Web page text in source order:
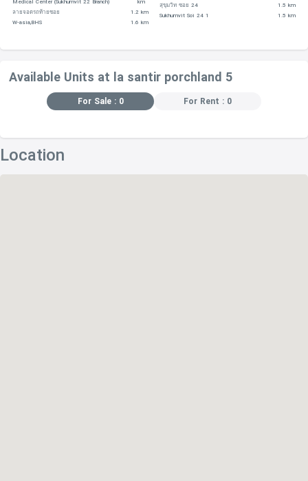
Medical Center (Sukhumvit 22 Branch)
km
ลายจอดรถท้ายซอย
1.2 km
W-asia,BHS
1.6 km
สุขุมวิท ซอย 24
1.5 km
Sukhumvit Soi 24 1
1.5 km
Available Units at la santir porchland 5
For Sale : 0 For Rent : 0
Location